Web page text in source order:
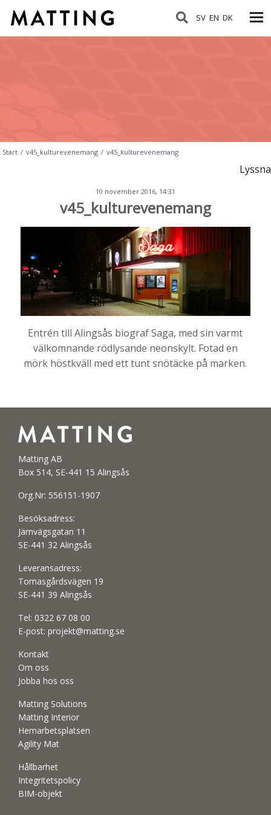
SV EN DK
Start / v45_kulturevenemang / v45_kulturevenemang
Lyssna
10 november 2016, 14:31
v45_kulturevenemang
Entrén till Alingsås biograf Saga, med sin varmt
välkomnande rödlysande neonskylt. Fotad en
mörk höstkväll med ett tunt snötäcke på marken.
Matting AB
Box 514, SE-441 15 Alingsås
Org.Nr: 556151-1907
Besöksadress:
Järnvägsgatan 11
SE-441 32 Alingsås
Leveransadress:
Tomasgårdsvägen 19
SE-441 39 Alingsås
Tel: 0322 67 08 00
E-post: projekt@matting.se
Kontakt
Om oss
Jobba hos oss
Matting Solutions
Matting Interior
Hemarbetsplatsen
Agility Mat
Hållbarhet
Integritetspolicy
BIM-objekt